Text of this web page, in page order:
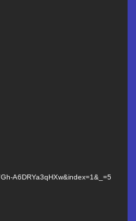
A6DRYa3qHXw&index=1&_=5